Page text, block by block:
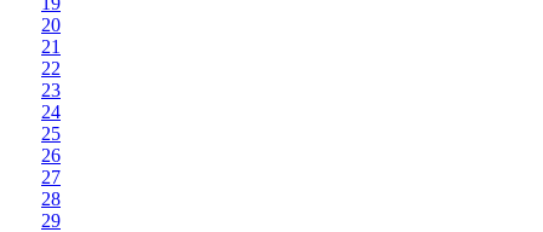
20
21
22
23
24
25
26
27
28
29